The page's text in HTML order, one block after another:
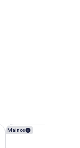
Mainos
Ella Helea